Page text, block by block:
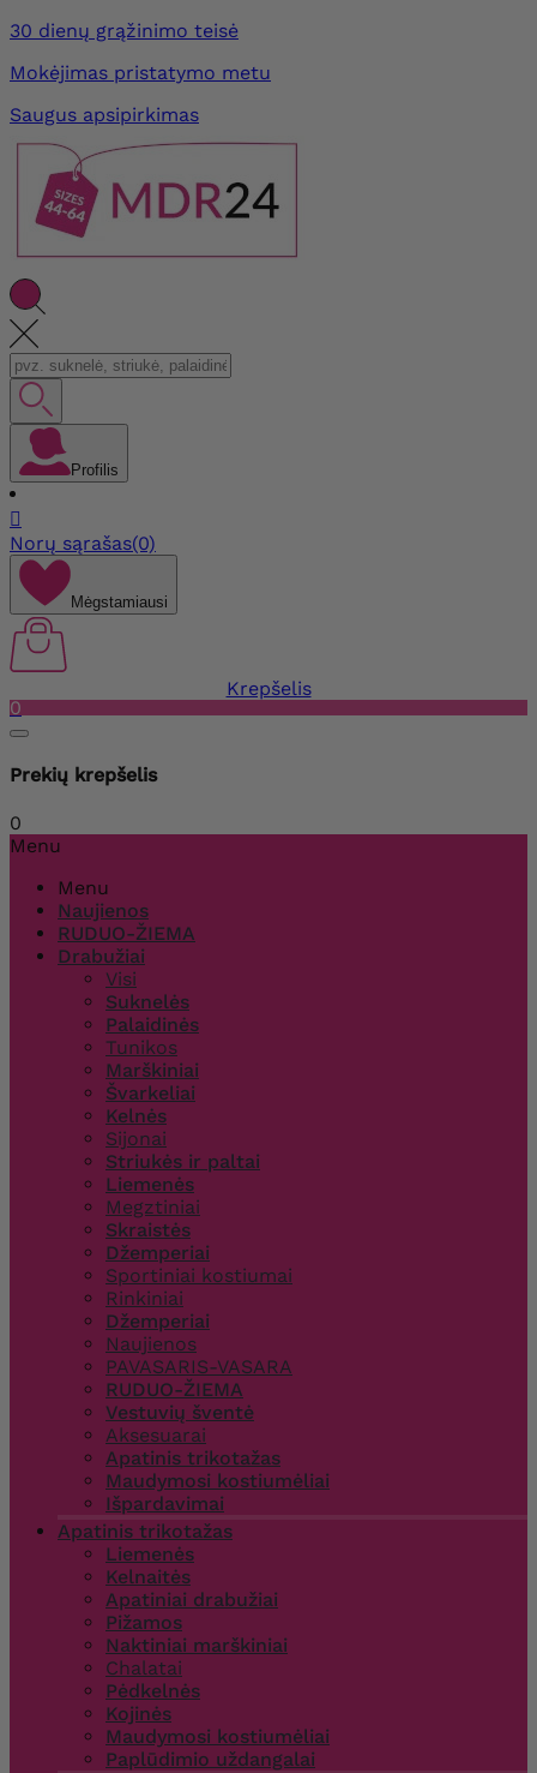
30 dienų grąžinimo teisė
Mokėjimas pristatymo metu
Saugus apsipirkimas
Profilis

Norų sąrašas(0)
Mėgstamiausi
Krepšelis
0
Prekių krepšelis
0
Menu
Menu
Naujienos
RUDUO-ŽIEMA
Drabužiai
Visi
Suknelės
Palaidinės
Tunikos
Marškiniai
Švarkeliai
Kelnės
Sijonai
Striukės ir paltai
Liemenės
Megztiniai
Skraistės
Džemperiai
Sportiniai kostiumai
Rinkiniai
Džemperiai
Naujienos
PAVASARIS-VASARA
RUDUO-ŽIEMA
Vestuvių šventė
Aksesuarai
Apatinis trikotažas
Maudymosi kostiumėliai
Išpardavimai
Apatinis trikotažas
Liemenės
Kelnaitės
Apatiniai drabužiai
Pižamos
Naktiniai marškiniai
Chalatai
Pėdkelnės
Kojinės
Maudymosi kostiumėliai
Paplūdimio uždangalai